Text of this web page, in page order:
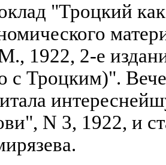
"Троцкий
1922, 2-е
с Троцким)".
N 3, 1922, и